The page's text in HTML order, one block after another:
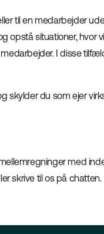
til en medarbejder
opstå situationer, hvor
I disse
skylder du som ejer
med
skrive til os på chatten.